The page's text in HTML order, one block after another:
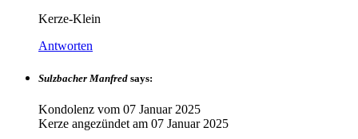
Kerze-Klein
Antworten
Sulzbacher Manfred says:
Kondolenz vom 07 Januar 2025
Kerze angezündet am 07 Januar 2025